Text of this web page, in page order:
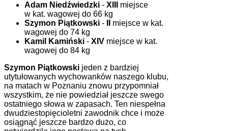
Adam Niedźwiedzki - XIII
miejsce
w kat. wagowej do 66 kg
Szymon Piątkowski -
miejsce w kat.
wagowej do 74 kg
Kamil Kamiński - XIV miejsce w kat.
wagowej do 84 kg
Szymon Piątkowski jeden z bardziej
utytułowanych wychowanków naszego klubu,
na matach w Poznaniu znowu przypomniał
wszystkim, że nie powiedział jeszcze swego
ostatniego słowa w zapasach. Ten niespełna
dwudziestopięcioletni zawodnik chce i może
osiągnąć jeszcze bardzo dużo, co